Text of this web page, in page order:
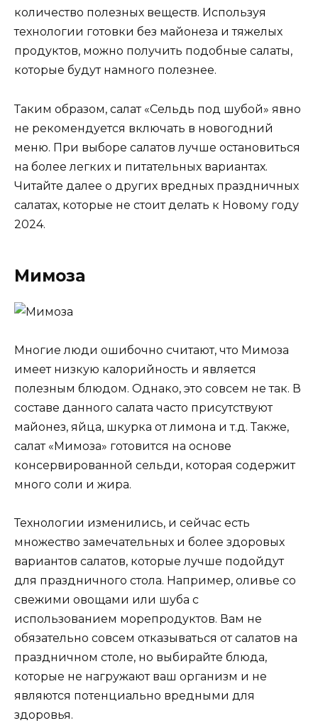
количество полезных веществ. Используя
технологии готовки без майонеза и тяжелых
продуктов, можно получить подобные салаты,
которые будут намного полезнее.
Таким образом, салат «Сельдь под шубой» явно
не рекомендуется включать в новогодний
меню. При выборе салатов лучше остановиться
на более легких и питательных вариантах.
Читайте далее о других вредных праздничных
салатах, которые не стоит делать к Новому году
2024.
Мимоза
Многие люди ошибочно считают, что Мимоза
имеет низкую калорийность и является
полезным блюдом. Однако, это совсем не так. В
составе данного салата часто присутствуют
майонез, яйца, шкурка от лимона и т.д. Также,
салат «Мимоза» готовится на основе
консервированной сельди, которая содержит
много соли и жира.
Технологии изменились, и сейчас есть
множество замечательных и более здоровых
вариантов салатов, которые лучше подойдут
для праздничного стола. Например, оливье со
свежими овощами или шуба с
использованием морепродуктов. Вам не
обязательно совсем отказываться от салатов на
праздничном столе, но выбирайте блюда,
которые не нагружают ваш организм и не
являются потенциально вредными для
здоровья.